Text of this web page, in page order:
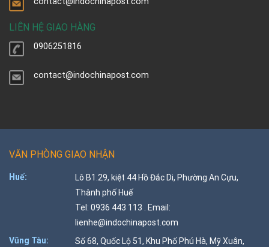
LIÊN HỆ GIAO HÀNG
0906251816
contact@indochinapost.com
VĂN PHÒNG GIAO NHẬN
Huế:
Lô B1.29, kiệt 44 Hồ Đắc Di, Phường An Cựu,
Thành phố Huế
Tel: 0936 443 113 . Email:
lienhe@indochinapost.com
Vũng Tàu:
Số 68, Quốc Lộ 51, Khu Phố Phú Hà, Mỹ Xuân,